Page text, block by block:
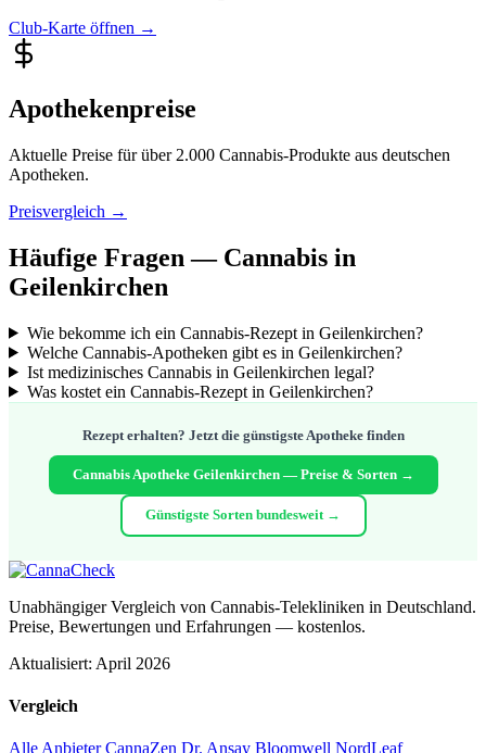
Club-Karte öffnen →
Apothekenpreise
Aktuelle Preise für über 2.000 Cannabis-Produkte aus deutschen
Apotheken.
Preisvergleich →
Häufige Fragen — Cannabis in
Geilenkirchen
Wie bekomme ich ein Cannabis-Rezept in Geilenkirchen?
Welche Cannabis-Apotheken gibt es in Geilenkirchen?
Ist medizinisches Cannabis in Geilenkirchen legal?
Was kostet ein Cannabis-Rezept in Geilenkirchen?
Rezept erhalten? Jetzt die günstigste Apotheke finden
Cannabis Apotheke Geilenkirchen — Preise & Sorten →
Günstigste Sorten bundesweit →
Unabhängiger Vergleich von Cannabis-Telekliniken in Deutschland.
Preise, Bewertungen und Erfahrungen — kostenlos.
Aktualisiert: April 2026
Vergleich
Alle Anbieter CannaZen Dr. Ansay Bloomwell NordLeaf